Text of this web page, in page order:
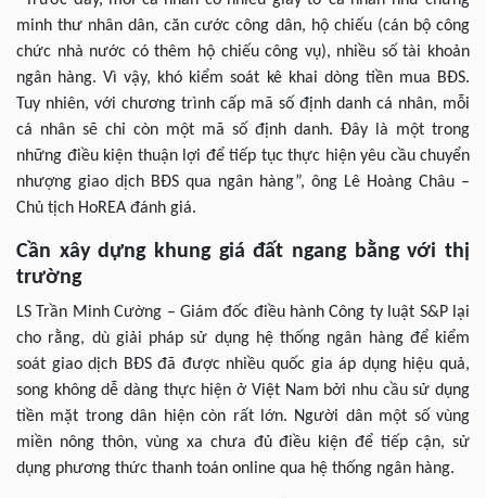
minh thư nhân dân, căn cước công dân, hộ chiếu (cán bộ công
chức nhà nước có thêm hộ chiếu công vụ), nhiều số tài khoản
ngân hàng. Vì vậy, khó kiểm soát kê khai dòng tiền mua BĐS.
Tuy nhiên, với chương trình cấp mã số định danh cá nhân, mỗi
cá nhân sẽ chỉ còn một mã số định danh. Đây là một trong
những điều kiện thuận lợi để tiếp tục thực hiện yêu cầu chuyển
nhượng giao dịch BĐS qua ngân hàng”, ông Lê Hoàng Châu –
Chủ tịch HoREA đánh giá.
Cần xây dựng khung giá đất ngang bằng với thị
trường
LS Trần Minh Cường – Giám đốc điều hành Công ty luật S&P lại
cho rằng, dù giải pháp sử dụng hệ thống ngân hàng để kiểm
soát giao dịch BĐS đã được nhiều quốc gia áp dụng hiệu quả,
song không dễ dàng thực hiện ở Việt Nam bởi nhu cầu sử dụng
tiền mặt trong dân hiện còn rất lớn. Người dân một số vùng
miền nông thôn, vùng xa chưa đủ điều kiện để tiếp cận, sử
dụng phương thức thanh toán online qua hệ thống ngân hàng.